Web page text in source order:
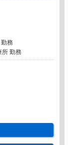
務
勤務